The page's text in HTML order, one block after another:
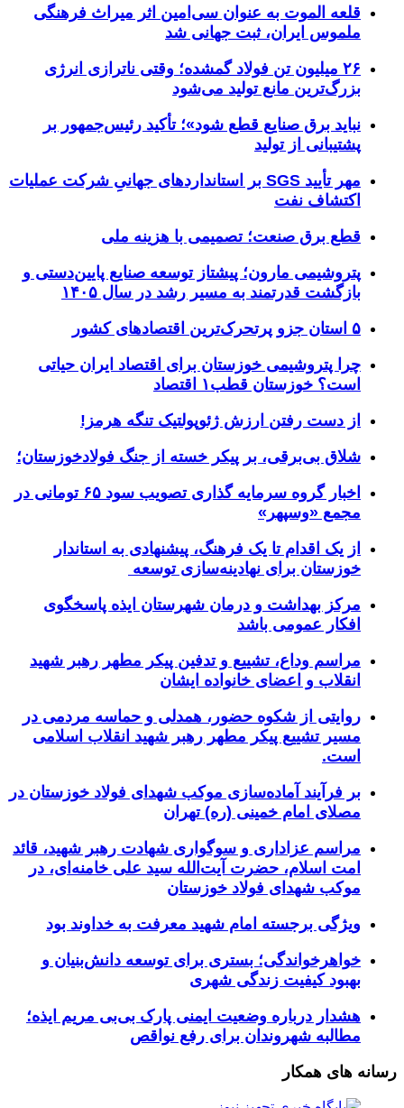
قلعه الموت به عنوان سی‌امین اثر میراث‌ فرهنگی
ملموس ایران، ثبت جهانی شد
۲۶ میلیون تن فولاد گمشده؛ وقتی ناترازی انرژی
بزرگ‌ترین مانع تولید می‌شود
نباید برق صنایع قطع شود»؛ تأکید رئیس‌جمهور بر
پشتیبانی از تولید
مهر تأیید SGS بر استانداردهای جهانیِ شرکت عملیات
اکتشاف نفت
قطع برق صنعت؛ تصمیمی با هزینه ملی
پتروشیمی مارون؛ پیشتاز توسعه صنایع پایین‌دستی و
بازگشت قدرتمند به مسیر رشد در سال ۱۴۰۵
۵ استان جزو پرتحرک‌ترین اقتصاد‌های کشور
چرا پتروشیمی خوزستان برای اقتصاد ایران حیاتی
است؟ خوزستان قطب۱ اقتصاد
از دست رفتن ارزش ژئوپولتیک تنگه هرمز!
شلاق‌ بی‌برقی، بر پیکر خسته‌ از جنگ فولادخوزستان؛
اخبار گروه سرمایه گذاری تصویب سود ۶۵ تومانی در
مجمع «وسپهر»
از یک اقدام تا یک فرهنگ، پیشنهادی به استاندار
خوزستان برای نهادینه‌سازی توسعه
مرکز بهداشت و درمان شهرستان ایذه پاسخگوی
افکار عمومی باشد
مراسم وداع، تشییع و تدفین پیکر مطهر رهبر شهید
انقلاب و اعضای خانواده ایشان
روایتی از شکوه حضور، همدلی و حماسه مردمی در
مسیر تشییع پیکر مطهر رهبر شهید انقلاب اسلامی
است.
بر فرآیند آماده‌سازی موکب شهدای فولاد خوزستان در
مصلای امام خمینی (ره) تهران
مراسم عزاداری و سوگواری شهادت رهبر شهید، قائد
امت اسلام، حضرت آیت‌الله سید علی خامنه‌ای، در
موکب شهدای فولاد خوزستان
ویژگی برجسته امام شهید معرفت به خداوند بود
خواهرخواندگی؛ بستری برای توسعه دانش‌بنیان و
بهبود کیفیت زندگی شهری
هشدار درباره وضعیت ایمنی پارک بی‌بی مریم ایذه؛
مطالبه شهروندان برای رفع نواقص
رسانه های همکار